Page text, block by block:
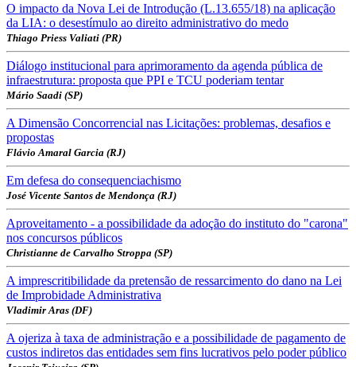
O impacto da Nova Lei de Introdução (L.13.655/18) na aplicação
da LIA: o desestímulo ao direito administrativo do medo
Thiago Priess Valiati (PR)
Diálogo institucional para aprimoramento da agenda pública de
infraestrutura: proposta que PPI e TCU poderiam tentar
Mário Saadi (SP)
A Dimensão Concorrencial nas Licitações: problemas, desafios e
propostas
Flávio Amaral Garcia (RJ)
Em defesa do consequenciachismo
José Vicente Santos de Mendonça (RJ)
Aproveitamento - a possibilidade da adoção do instituto do "carona"
nos concursos públicos
Christianne de Carvalho Stroppa (SP)
A imprescritibilidade da pretensão de ressarcimento do dano na Lei
de Improbidade Administrativa
Vladimir Aras (DF)
A ojeriza à taxa de administração e a possibilidade de pagamento de
custos indiretos das entidades sem fins lucrativos pelo poder público